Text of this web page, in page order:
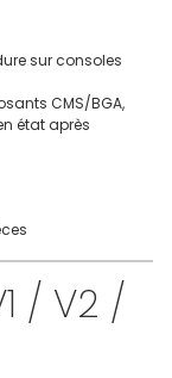
sur consoles
CMS/BGA,
état après
/ V2 /